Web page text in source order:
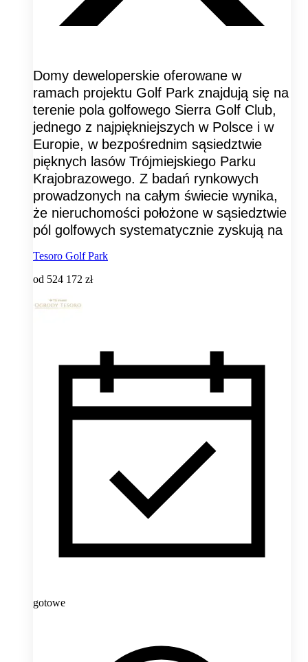
Domy deweloperskie oferowane w
ramach projektu Golf Park znajdują się na
terenie pola golfowego Sierra Golf Club,
jednego z najpiękniejszych w Polsce i w
Europie, w bezpośrednim sąsiedztwie
pięknych lasów Trójmiejskiego Parku
Krajobrazowego. Z badań rynkowych
prowadzonych na całym świecie wynika,
że nieruchomości położone w sąsiedztwie
pól golfowych systematycznie zyskują na
Tesoro Golf Park
od 524 172 zł
gotowe